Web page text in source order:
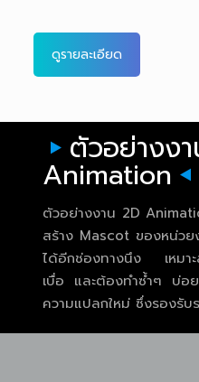
ดูรายละเอียด
ตัวอย่
Animation
ตัวอย่างงาน 2D
สร้าง Mascot ของหน่วย
ได้อีกช่องทางนึง เหมาะ
เบื่อ และต้องทำซ้ำๆ บ่อ
ความแปลกใหม่ ซึ่งรองรับ